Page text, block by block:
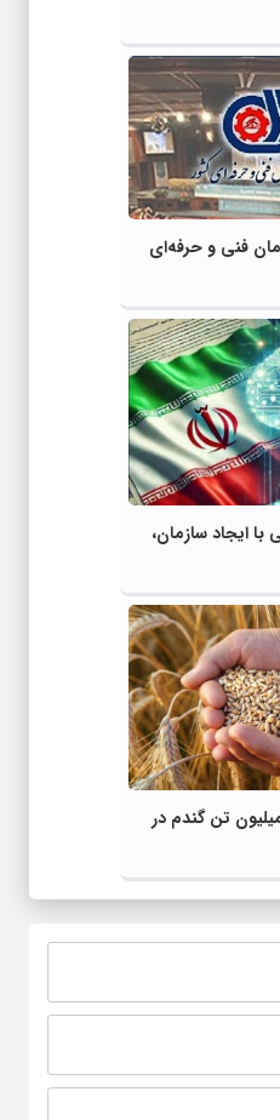
فنی و حرفه‌ای
ایجاد سازمان،
تضمینی ۴.۷ میلیون تن گندم در